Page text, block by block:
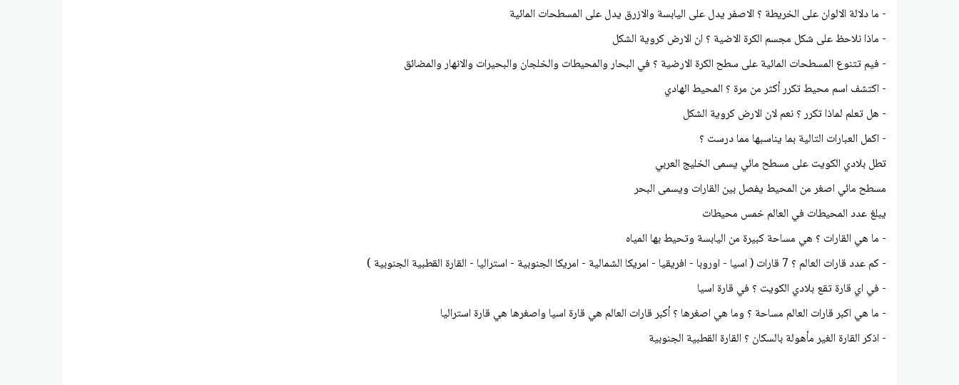
- ما دلالة الالوان على الخريطة ؟ الاصفر يدل على اليابسة والازرق يدل على المسطحات المائية
- ماذا نلاحظ على شكل مجسم الكرة الاضية ؟ ان الارض كروية الشكل
- فيم تتنوع المسطحات المائية على سطح الكرة الارضية ؟ في البحار والمحيطات والخلجان والبحيرات والانهار والمضائق
- اكتشف اسم محيط تكرر أكثر من مرة ؟ المحيط الهادي
- هل تعلم لماذا تكرر ؟ نعم لان الارض كروية الشكل
- اكمل العبارات التالية بما يناسبها مما درست ؟
تطل بلادي الكويت على مسطح مائي يسمى الخليج العربي
مسطح مائي اصغر من المحيط يفصل بين القارات ويسمى البحر
يبلغ عدد المحيطات في العالم خمس محيطات
- ما هي القارات ؟ هي مساحة كبيرة من اليابسة وتحيط بها المياه
- كم عدد قارات العالم ؟ 7 قارات ( اسيا - اوروبا - افريقيا - امريكا الشمالية - امريكا الجنوبية - استراليا - القارة القطبية الجنوبية )
- في اي قارة تقع بلادي الكويت ؟ في قارة اسيا
- ما هي اكبر قارات العالم مساحة ؟ وما هي اصغرها ؟ أكبر قارات العالم هي قارة اسيا واصغرها هي قارة استراليا
- اذكر القارة الغير مأهولة بالسكان ؟ القارة القطبية الجنوبية